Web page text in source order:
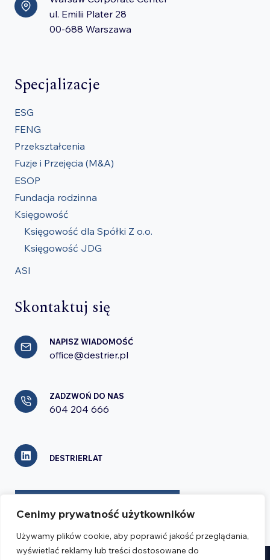
Cenimy prywatność użytkowników
Używamy plików cookie, aby poprawić jakość przeglądania,
wyświetlać reklamy lub treści dostosowane do
ul. Emilii Plater 28
00-688 Warszawa
Specjalizacje
ESG
FENG
Przekształcenia
Fuzje i Przejęcia (M&A)
ESOP
Fundacja rodzinna
Księgowość
Księgowość dla Spółki Z o.o.
Księgowość JDG
ASI
Skontaktuj się
NAPISZ WIADOMOŚĆ
office@destrier.pl
ZADZWOŃ DO NAS
604 204 666
DESTRIERLAT
FORMULARZ KONTAKTOWY